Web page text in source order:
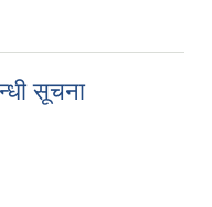
सूचना